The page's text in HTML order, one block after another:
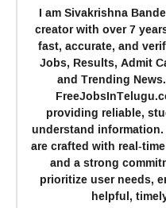
I am Sivakrishna
creator with over 7
fast, accurate, and
Jobs, Results, Admit
and Trending
providing reliable,
understand
are crafted with real-
and a strong
prioritize user needs,
helpful,